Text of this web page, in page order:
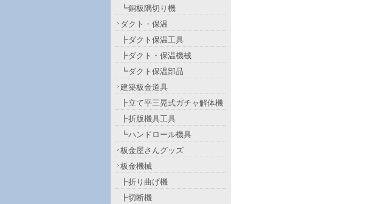
┗銅板隅切り機
ダクト・保温
┣ダクト保温工具
┣ダクト・保温機械
┗ダクト保温部品
建築板金道具
┣立て平三晃式ガチャ解体機
┣折版機具工具
┗ハンドロール機具
板金屋さんグッズ
板金機械
┣折り曲げ機
┣切断機